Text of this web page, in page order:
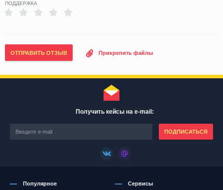
ПОДДЕРЖКА
ОТПРАВИТЬ ОТЗЫВ Прикрепить файлы
Получить кейсы на e-mail:
ПОДПИСАТЬСЯ
Популярное Сервисы